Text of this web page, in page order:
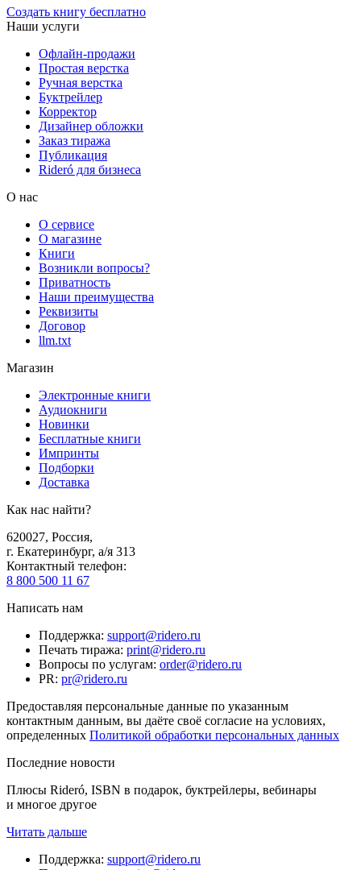
Создать книгу бесплатно
Наши услуги
Офлайн-продажи
Простая верстка
Ручная верстка
Буктрейлер
Корректор
Дизайнер обложки
Заказ тиража
Публикация
Rideró для бизнеса
О нас
О сервисе
О магазине
Книги
Возникли вопросы?
Приватность
Наши преимущества
Реквизиты
Договор
llm.txt
Магазин
Электронные книги
Аудиокниги
Новинки
Бесплатные книги
Импринты
Подборки
Доставка
Как нас найти?
620027, Россия,
г. Екатеринбург, а/я 313
Контактный телефон:
8 800 500 11 67
Написать нам
Поддержка: support@ridero.ru
Печать тиража: print@ridero.ru
Вопросы по услугам: order@ridero.ru
PR: pr@ridero.ru
Предоставляя персональные данные по указанным
контактным данным, вы даёте своё согласие на условиях,
определенных Политикой обработки персональных данных
Последние новости
Плюсы Rideró, ISBN в подарок, буктрейлеры, вебинары
и многое другое
Читать дальше
Поддержка: support@ridero.ru